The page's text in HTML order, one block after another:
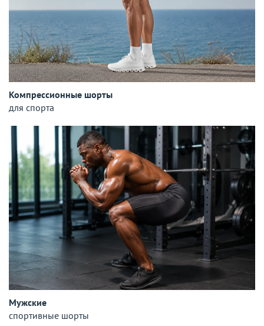
Компрессионные шорты
для спорта
Мужские
спортивные шорты